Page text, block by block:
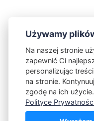
Kontakt
Używamy
Na naszej stronie
zapewnić Ci
personalizując
na stronie.
zgodę na ich użycie.
Polityce